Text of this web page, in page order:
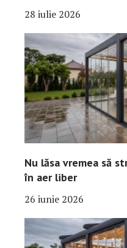
28 iulie 2026
Nu lăsa vremea să
în aer liber
26 iunie 2026